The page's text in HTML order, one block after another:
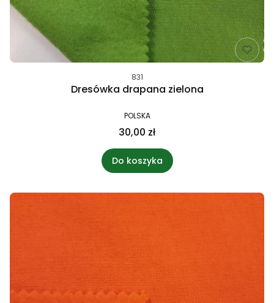
831
Dresówka drapana zielona
POLSKA
30,00 zł
Do koszyka